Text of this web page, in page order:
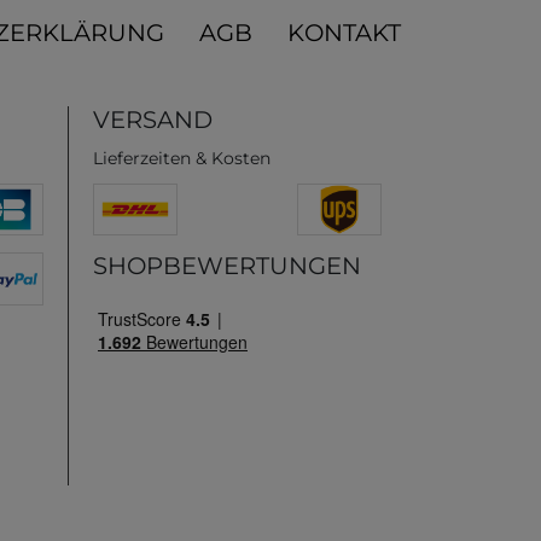
AGB KONTAKT
VERSAND
Lieferzeiten & Kosten
SHOPBEWERTUNGEN